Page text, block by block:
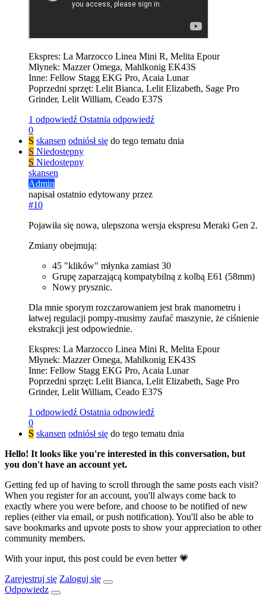
Ekspres: La Marzocco Linea Mini R, Melita Epour
Młynek: Mazzer Omega, Mahlkonig EK43S
Inne: Fellow Stagg EKG Pro, Acaia Lunar
Poprzedni sprzęt: Lelit Bianca, Lelit Elizabeth, Sage Pro
Grinder, Lelit William, Ceado E37S
1 odpowiedź Ostatnia odpowiedź
0
S skansen odniósł się do tego tematu dnia
S Niedostępny
S Niedostępny
skansen
Admin
napisałostatnio edytowany przez
#10
Pojawiła się nowa, ulepszona wersja ekspresu Meraki Gen 2.
Zmiany obejmują:
45 "klików" młynka zamiast 30
Grupę zaparzającą kompatybilną z kolbą E61 (58mm)
Nowy prysznic.
Dla mnie sporym rozczarowaniem jest brak manometru i
łatwej regulacji pompy-musimy zaufać maszynie, że ciśnienie
ekstrakcji jest odpowiednie.
Ekspres: La Marzocco Linea Mini R, Melita Epour
Młynek: Mazzer Omega, Mahlkonig EK43S
Inne: Fellow Stagg EKG Pro, Acaia Lunar
Poprzedni sprzęt: Lelit Bianca, Lelit Elizabeth, Sage Pro
Grinder, Lelit William, Ceado E37S
1 odpowiedź Ostatnia odpowiedź
0
S skansen odniósł się do tego tematu dnia
Hello! It looks like you're interested in this conversation, but
you don't have an account yet.
Getting fed up of having to scroll through the same posts each visit?
When you register for an account, you'll always come back to
exactly where you were before, and choose to be notified of new
replies (either via email, or push notification). You'll also be able to
save bookmarks and upvote posts to show your appreciation to other
community members.
With your input, this post could be even better 💗
Zarejestruj się Zaloguj się
Odpowiedz